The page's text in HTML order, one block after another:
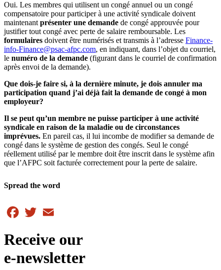
Oui. Les membres qui utilisent un congé annuel ou un congé
compensatoire pour participer à une activité syndicale doivent
maintenant présenter une demande de congé approuvée pour
justifier tout congé avec perte de salaire remboursable. Les
formulaires doivent être numérisés et transmis à l’adresse Finance-
info-Finance@psac-afpc.com, en indiquant, dans l’objet du courriel,
le numéro de la demande (figurant dans le courriel de confirmation
après envoi de la demande).
Que dois-je faire si, à la dernière minute, je dois annuler ma
participation quand j’ai déjà fait la demande de congé à mon
employeur?
Il se peut qu’un membre ne puisse participer à une activité
syndicale en raison de la maladie ou de circonstances
imprévues. En pareil cas, il lui incombe de modifier sa demande de
congé dans le système de gestion des congés. Seul le congé
réellement utilisé par le membre doit être inscrit dans le système afin
que l’AFPC soit facturée correctement pour la perte de salaire.
Spread the word
Facebook
Twitter
Receive our
e-newsletter